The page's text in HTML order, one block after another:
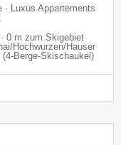
· Luxus Appartements
· 0 m zum Skigebiet
​Hochwurzen/​Hauser
(4-Berge-Skischaukel)